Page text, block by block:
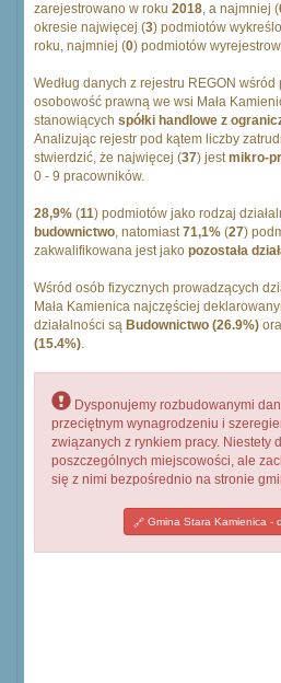
zarejestrowano w roku 2018, a najmniej (
okresie najwięcej (3) podmiotów
roku, najmniej (0) podmiotów
Według danych z rejestru REGON
osobowość prawną we wsi Mała
stanowiących spółki handlowe z
Analizując rejestr pod kątem liczby
stwierdzić, że najwięcej (37) jestmikro-
0 - 9 pracowników.
28,9% (11) podmiotów jako rodzaj
budownictwo, natomiast71,1% (27)
zakwalifikowana jest jako pozostała
Wśród osób fizycznych prowadzących
Mała Kamienica najczęściej
działalności są Budownictwo (26.9%)
(15.4%).
Dysponujemy rozbudowanymi
przeciętnym wynagrodzeniu i
związanych z rynkiem pracy. Niestety
poszczególnych miejscowości, ale
się z nimi bezpośrednio na stronie
Gmina Stara Kamienica -